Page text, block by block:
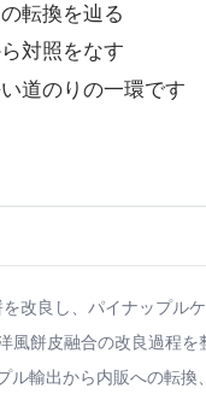
転換を辿る
対照をなす
道のりの一環です
良し、パイナップル
餅皮融合の改良過程を
輸出から内販への転